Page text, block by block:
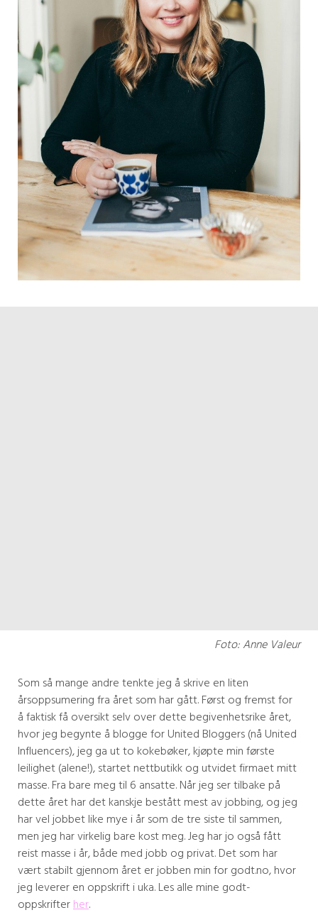
Foto: Anne Valeur
Som så mange andre tenkte jeg å skrive en liten
årsoppsumering fra året som har gått. Først og fremst for
å faktisk få oversikt selv over dette begivenhetsrike året,
hvor jeg begynte å blogge for United Bloggers (nå United
Influencers), jeg ga ut to kokebøker, kjøpte min første
leilighet (alene!), startet nettbutikk og utvidet firmaet mitt
masse. Fra bare meg til 6 ansatte. Når jeg ser tilbake på
dette året har det kanskje bestått mest av jobbing, og jeg
har vel jobbet like mye i år som de tre siste til sammen,
men jeg har virkelig bare kost meg. Jeg har jo også fått
reist masse i år, både med jobb og privat. Det som har
vært stabilt gjennom året er jobben min for godt.no, hvor
jeg leverer en oppskrift i uka. Les alle mine godt-
oppskrifterher.